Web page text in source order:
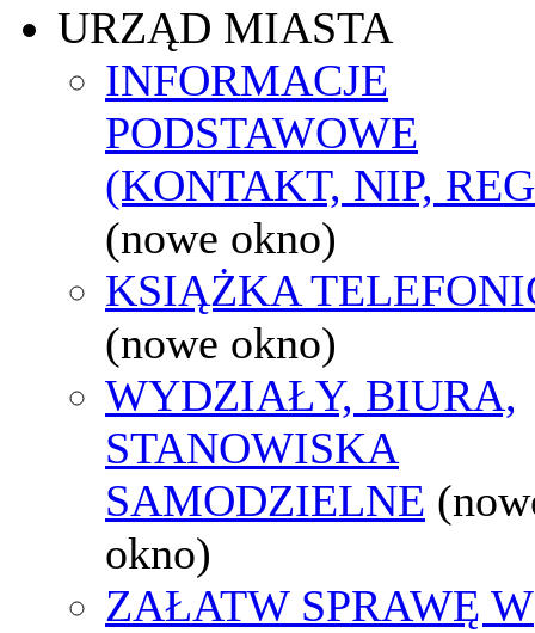
URZĄD MIASTA
INFORMACJE
PODSTAWOWE
(KONTAKT, NIP,
(nowe okno)
KSIĄŻKA
(nowe okno)
WYDZIAŁY, BIURA,
STANOWISKA
SAMODZIELNE
okno)
ZAŁATW SPRAWĘ W